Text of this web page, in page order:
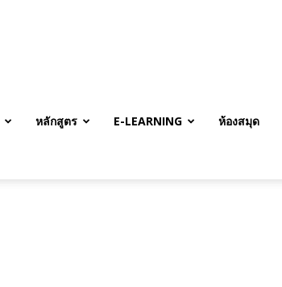
หลักสูตร E-LEARNING ห้องสมุด